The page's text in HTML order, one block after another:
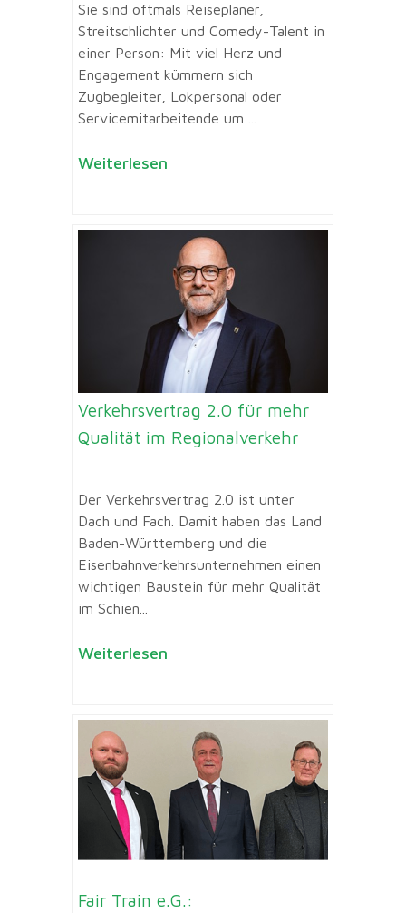
Sie sind oftmals Reiseplaner,
Streitschlichter und Comedy-Talent in
einer Person: Mit viel Herz und
Engagement kümmern sich
Zugbegleiter, Lokpersonal oder
Servicemitarbeitende um ...
Weiterlesen
Verkehrsvertrag 2.0 für mehr
Qualität im Regionalverkehr
Der Verkehrsvertrag 2.0 ist unter
Dach und Fach. Damit haben das Land
Baden-Württemberg und die
Eisenbahnverkehrsunternehmen einen
wichtigen Baustein für mehr Qualität
im Schien...
Weiterlesen
Fair Train e.G.: